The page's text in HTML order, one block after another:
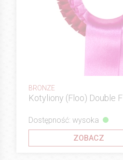
BRONZE
Kotyliony (Floo) Double F
Dostępność: wysoka
ZOBACZ